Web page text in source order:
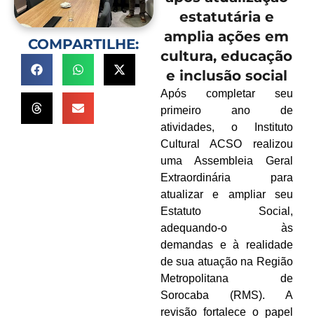
COMPARTILHE:
estatutária e
amplia ações em
cultura, educação
e inclusão social
Após completar seu
primeiro ano de
atividades, o Instituto
Cultural ACSO realizou
uma Assembleia Geral
Extraordinária para
atualizar e ampliar seu
Estatuto Social,
adequando-o às
demandas e à realidade
de sua atuação na Região
Metropolitana de
Sorocaba (RMS). A
revisão fortalece o papel